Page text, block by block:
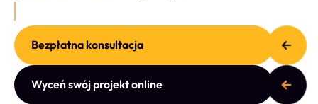
Bezpłatna konsultacja
Wyceń swój projekt online